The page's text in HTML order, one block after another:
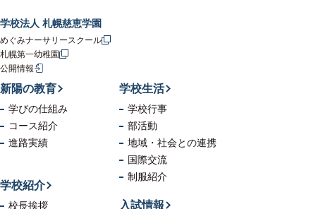
学校法人 札幌慈恵学園
めぐみナーサリースクール
札幌第一幼稚園
公開情報
新陽の教育
学びの仕組み
コース紹介
進路実績
学校生活
学校行事
部活動
地域・社会との連携
国際交流
制服紹介
学校紹介
校長挨拶
入試情報